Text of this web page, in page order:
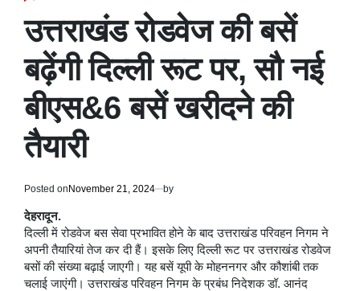
उत्तराखंड रोडवेज की बसें
बढ़ेंगी दिल्ली रूट पर, सौ नई
बीएस&6 बसें खरीदने की
तैयारी
Posted onNovember 21, 2024 by
देहरादून.
दिल्ली में रोडवेज बस सेवा प्रभावित होने के बाद उत्तराखंड परिवहन निगम ने
अपनी तैयारियां तेज कर दी हैं। इसके लिए दिल्ली रूट पर उत्तराखंड रोडवेज
बसों की संख्या बढ़ाई जाएगी। यह बसें यूपी के मोहननगर और कौशांबी तक
चलाई जाएंगी। उत्तराखंड परिवहन निगम के प्रबंध निदेशक डॉ. आनंद